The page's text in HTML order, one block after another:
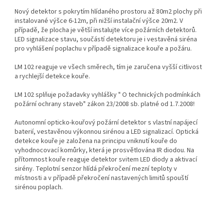
Nový detektor s pokrytím hlídaného prostoru až 80m2 plochy při
instalované výšce 6-12m, při nižší instalační výšce 20m2. V
případě, že plocha je větší instalujte více požárních detektorů.
LED signalizace stavu, součástí detektoru je i vestavěná siréna
pro vyhlášení poplachu v případě signalizace kouře a požáru.
LM 102 reaguje ve všech směrech, tím je zaručena vyšší citlivost
a rychlejší detekce kouře.
LM 102 splňuje požadavky vyhlášky " O technických podmínkách
požární ochrany staveb" zákon 23/2008 sb. platné od 1.7.2008!
Autonomní opticko-kouřový požární detektor s vlastní napájecí
baterií, vestavěnou výkonnou sirénou a LED signalizací. Optická
detekce kouře je založena na principu vniknutí kouře do
vyhodnocovací komůrky, která je prosvětlována IR diodou. Na
přítomnost kouře reaguje detektor svitem LED diody a aktivací
sirény. Teplotní senzor hlídá překročení mezní teploty v
místnosti a v případě překročení nastavených limitů spouští
sirénou poplach.